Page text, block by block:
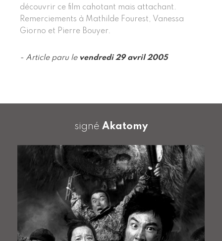
découvrir ce film cahotant mais attachant.
Remerciements à Mathilde Fourest, Vanessa
Giorno et Pierre Bouyer.
- Article paru le vendredi 29 avril 2005
signé Akatomy